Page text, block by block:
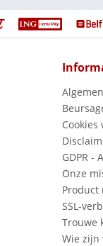
GDPR -
Onze
Product
SSL-
Trouwe
Wie zijn